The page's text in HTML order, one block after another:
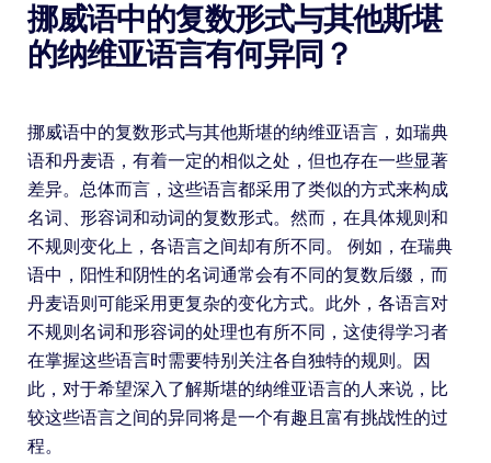
挪威语中的复数形式与其他斯堪
的纳维亚语言有何异同？
挪威语中的复数形式与其他斯堪的纳维亚语言，如瑞典
语和丹麦语，有着一定的相似之处，但也存在一些显著
差异。总体而言，这些语言都采用了类似的方式来构成
名词、形容词和动词的复数形式。然而，在具体规则和
不规则变化上，各语言之间却有所不同。 例如，在瑞典
语中，阳性和阴性的名词通常会有不同的复数后缀，而
丹麦语则可能采用更复杂的变化方式。此外，各语言对
不规则名词和形容词的处理也有所不同，这使得学习者
在掌握这些语言时需要特别关注各自独特的规则。因
此，对于希望深入了解斯堪的纳维亚语言的人来说，比
较这些语言之间的异同将是一个有趣且富有挑战性的过
程。